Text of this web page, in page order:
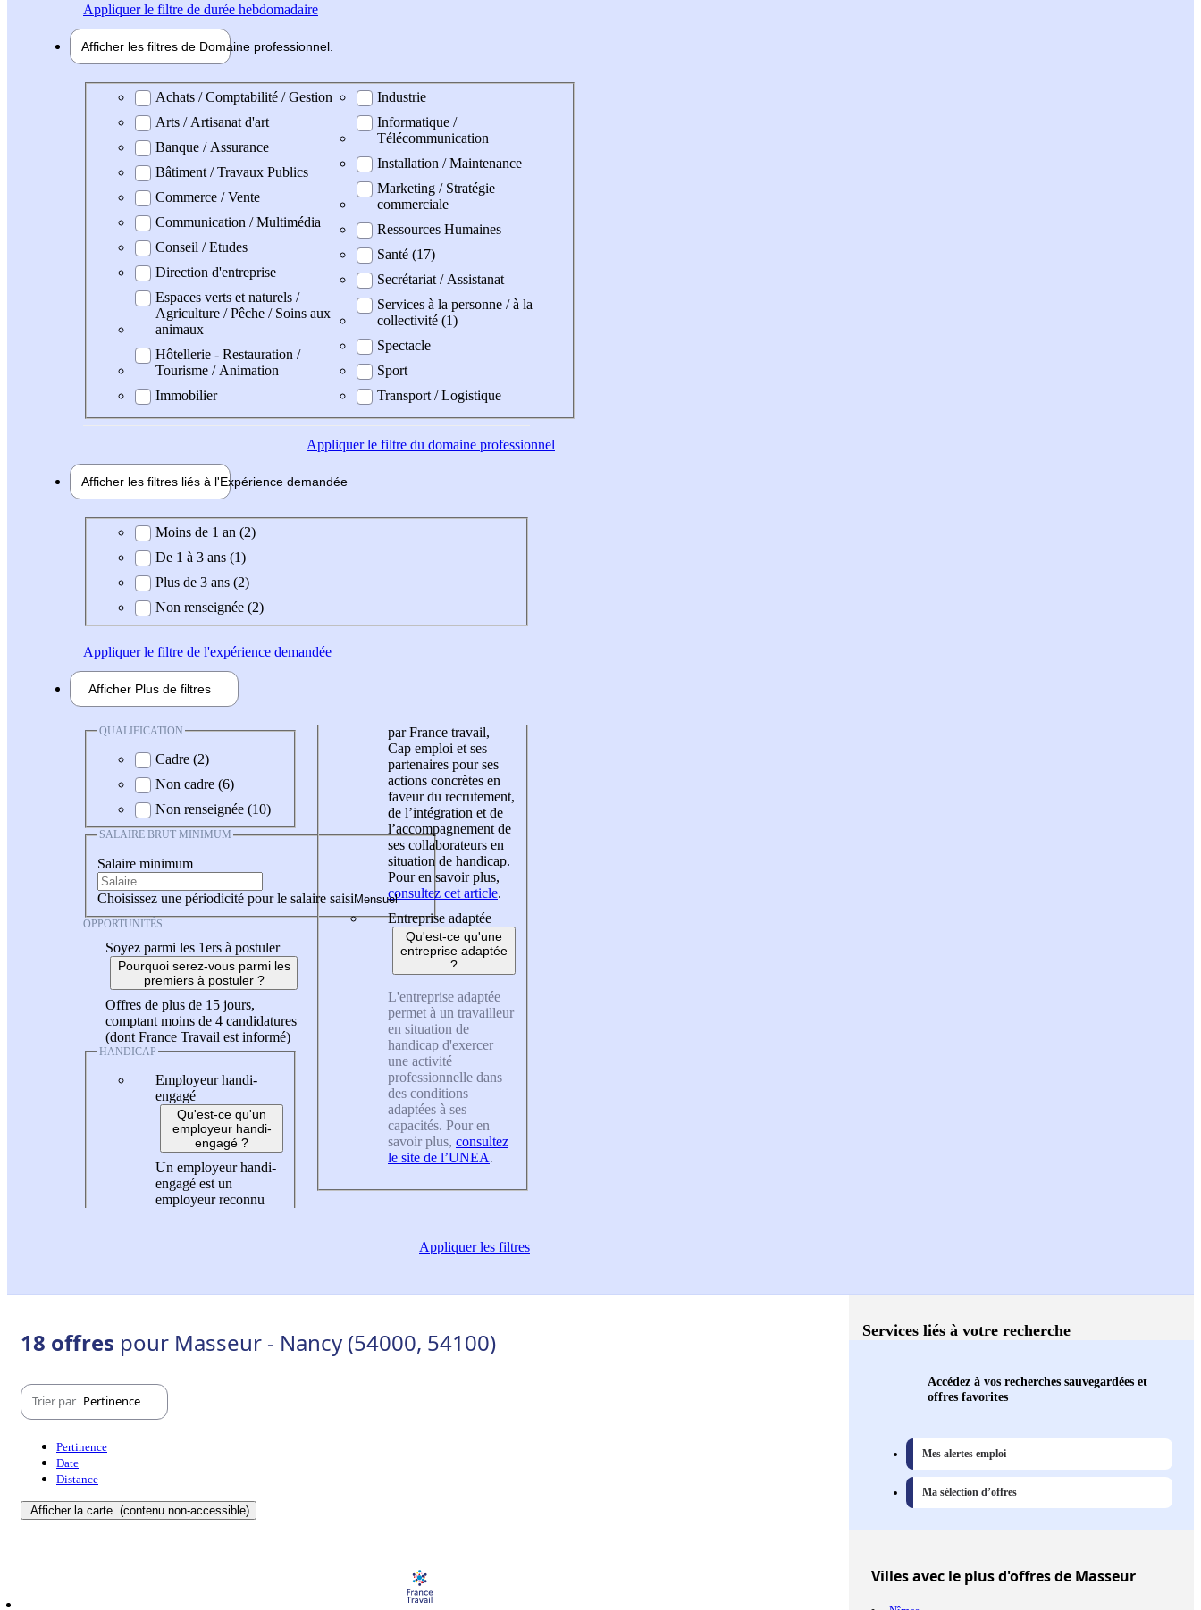
Appliquerle filtre de durée hebdomadaire
Afficher les filtres de Domaine professionnel
Domaine professionel
Achats / Comptabilité / Gestion
Arts / Artisanat d'art
Banque / Assurance
Bâtiment / Travaux Publics
Commerce / Vente
Communication / Multimédia
Conseil / Etudes
Direction d'entreprise
Espaces verts et naturels /
Agriculture / Pêche / Soins aux
animaux
Hôtellerie - Restauration /
Tourisme / Animation
Immobilier
Industrie
Informatique /
Télécommunication
Installation / Maintenance
Marketing / Stratégie
commerciale
Ressources Humaines
Santé (17)
Secrétariat / Assistanat
Services à la personne / à la
collectivité (1)
Spectacle
Sport
Transport / Logistique
Appliquerle filtre du domaine professionnel
Afficher les filtres liés à l'Expérience demandée
Expérience demandée
Moins de 1 an (2)
De 1 à 3 ans (1)
Plus de 3 ans (2)
Non renseignée (2)
Appliquerle filtre de l'expérience demandée
Afficher Plus de filtres
QUALIFICATION
Cadre (2)
Non cadre (6)
Non renseignée (10)
SALAIRE BRUT MINIMUM
Salaire minimum
Choisissez une périodicité pour le salaire saisi
OPPORTUNITÉS
Soyez parmi les 1ers à postuler
Pourquoi serez-vous parmi les
premiers à postuler ?
Offres de plus de 15 jours,
comptant moins de 4 candidatures
(dont France Travail est informé)
HANDICAP
Employeur handi-
engagé
Qu'est-ce qu'un
employeur handi-
engagé ?
Un employeur handi-
engagé est un
employeur reconnu
par France travail,
Cap emploi et ses
partenaires pour ses
actions concrètes en
faveur du recrutement,
de l’intégration et de
l’accompagnement de
ses collaborateurs en
situation de handicap.
Pour en savoir plus,
consultez cet article.
Entreprise adaptée
Qu'est-ce qu'une
entreprise adaptée
?
L'entreprise adaptée
permet à un travailleur
en situation de
handicap d'exercer
une activité
professionnelle dans
des conditions
adaptées à ses
capacités. Pour en
savoir plus, consultez
le site de l’UNEA.
Appliquerles filtres
18 offres pour Masseur - Nancy (54000, 54100)
Trier par Pertinence
Pertinence
Date
Distance
Afficher la carte (contenu non-accessible)
Services liés à votre recherche
Accédez à vos recherches sauvegardées et
offres favorites
Mes alertes emploi
Ma sélection d’offres
Villesavec le plus d'offres de Masseur